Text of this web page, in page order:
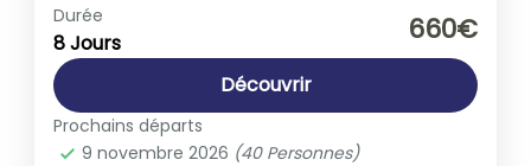
Espagne
1-40 People
Durée
8 Jours 660€
Découvrir
Prochains départs
9 novembre 2026 (40 Personnes)